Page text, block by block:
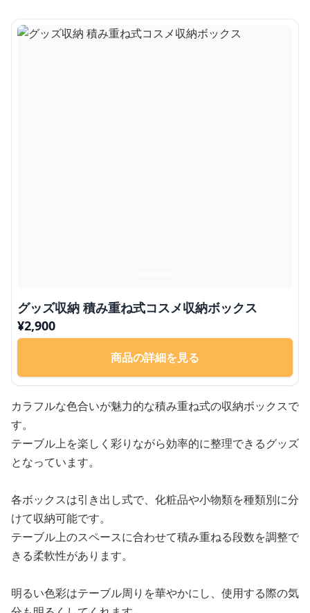
グッズ収納 積み重ね式コスメ収納ボックス
¥2,900
商品の詳細を見る
カラフルな色合いが魅力的な積み重ね式の収納ボックスで
す。
テーブル上を楽しく彩りながら効率的に整理できるグッズ
となっています。
各ボックスは引き出し式で、化粧品や小物類を種類別に分
けて収納可能です。
テーブル上のスペースに合わせて積み重ねる段数を調整で
きる柔軟性があります。
明るい色彩はテーブル周りを華やかにし、使用する際の気